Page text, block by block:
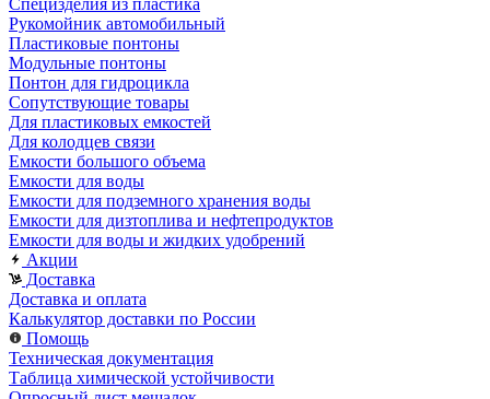
Специзделия из пластика
Рукомойник автомобильный
Пластиковые понтоны
Модульные понтоны
Понтон для гидроцикла
Сопутствующие товары
Для пластиковых емкостей
Для колодцев связи
Емкости большого объема
Емкости для воды
Емкости для подземного хранения воды
Емкости для дизтоплива и нефтепродуктов
Емкости для воды и жидких удобрений
Акции
Доставка
Доставка и оплата
Калькулятор доставки по России
Помощь
Техническая документация
Таблица химической устойчивости